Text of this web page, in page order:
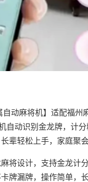
自动麻将机】适配福
自动识别金龙牌，计
辈轻松上手，家庭聚
将设计，支持金龙计
牌漏牌，操作简单，